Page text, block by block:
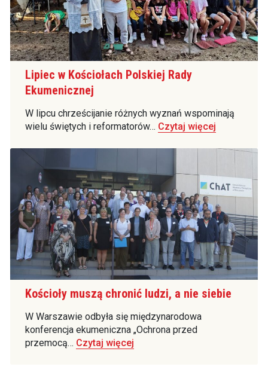
Lipiec w Kościołach Polskiej Rady
Ekumenicznej
W lipcu chrześcijanie różnych wyznań wspominają
wielu świętych i reformatorów… Czytaj więcej
Kościoły muszą chronić ludzi, a nie siebie
W Warszawie odbyła się międzynarodowa
konferencja ekumeniczna „Ochrona przed
przemocą… Czytaj więcej